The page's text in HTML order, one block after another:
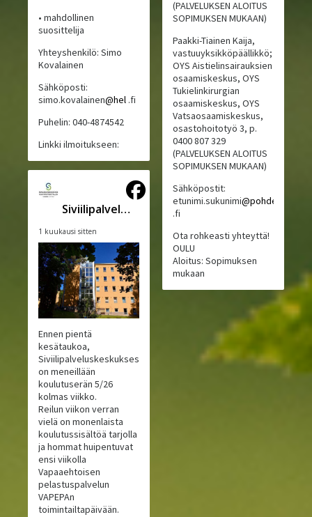
• mahdollinen
suosittelija
Yhteyshenkilö: Simo
Kovalainen
Sähköposti:
simo.kovalainen@hel .fi
Puhelin: 040-4874542
Linkki ilmoitukseen:
Siviilipalveluskeskus
1 kuukausi sitten
Ennen pientä
kesätaukoa,
Siviilipalveluskeskuksessa
on meneillään
koulutuserän 5/26
kolmas viikko.
Reilun viikon verran
vielä on monenlaista
koulutussisältöä tarjolla
ja hommat huipentuvat
ensi viikolla
Vapaaehtoisen
pelastuspalvelun
VAPEPAn
toimintailtapäivään.
(PALVELUKSEN ALOITUS
SOPIMUKSEN MUKAAN)
Paakki-Tiainen Kaija,
vastuuyksikköpäällikkö;
OYS Aistielinsairauksien
osaamiskeskus, OYS
Tukielinkirurgian
osaamiskeskus, OYS
Vatsaosaamiskeskus,
osastohoitotyö 3, p.
0400 807 329
(PALVELUKSEN ALOITUS
SOPIMUKSEN MUKAAN)
Sähköpostit:
etunimi.sukunimi@pohde
.fi
Ota rohkeasti yhteyttä!
OULU
Aloitus: Sopimuksen
mukaan